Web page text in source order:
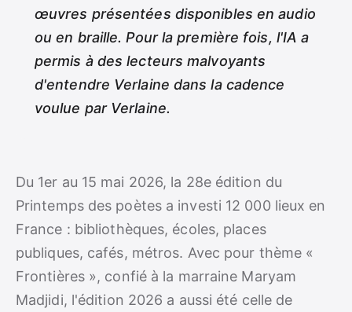
œuvres présentées disponibles en audio
ou en braille. Pour la première fois, l'IA a
permis à des lecteurs malvoyants
d'entendre Verlaine dans la cadence
voulue par Verlaine.
Du 1er au 15 mai 2026, la 28e édition du
Printemps des poètes a investi 12 000 lieux en
France : bibliothèques, écoles, places
publiques, cafés, métros. Avec pour thème «
Frontières », confié à la marraine Maryam
Madjidi, l'édition 2026 a aussi été celle de